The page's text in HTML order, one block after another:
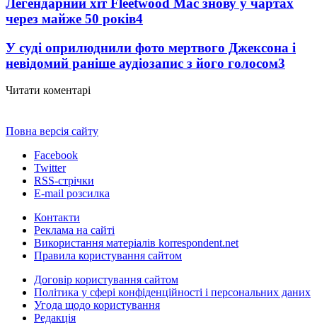
Легендарний хіт Fleetwood Mac знову у чартах
через майже 50 років4
У суді оприлюднили фото мертвого Джексона і
невідомий раніше аудіозапис з його голосом3
Читати коментарі
Повна версія сайту
Facebook
Twitter
RSS-стрічки
E-mail розсилка
Контакти
Реклама на сайті
Використання матеріалів korrespondent.net
Правила користування сайтом
Договір користування сайтом
Політика у сфері конфіденційності і персональних даних
Угода щодо користування
Редакція